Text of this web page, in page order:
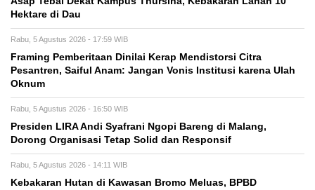
Hektare di Dau
Rabu, 5 Agustus 2026 - 17:59 WIB
Framing Pemberitaan Dinilai Kerap Mendistorsi Citra
Pesantren, Saiful Anam: Jangan Vonis Institusi karena Ulah
Oknum
Rabu, 5 Agustus 2026 - 16:50 WIB
Presiden LIRA Andi Syafrani Ngopi Bareng di Malang,
Dorong Organisasi Tetap Solid dan Responsif
Rabu, 5 Agustus 2026 - 14:11 WIB
Kebakaran Hutan di Kawasan Bromo Meluas, BPBD